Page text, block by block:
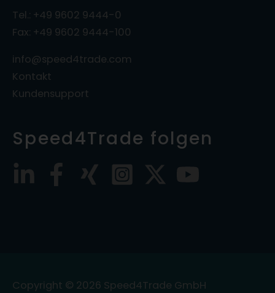
Tel.: +49 9602 9444-0
Fax: +49 9602 9444-100
info@speed4trade.com
Kontakt
Kundensupport
Speed4Trade folgen
Copyright © 2026 Speed4Trade GmbH